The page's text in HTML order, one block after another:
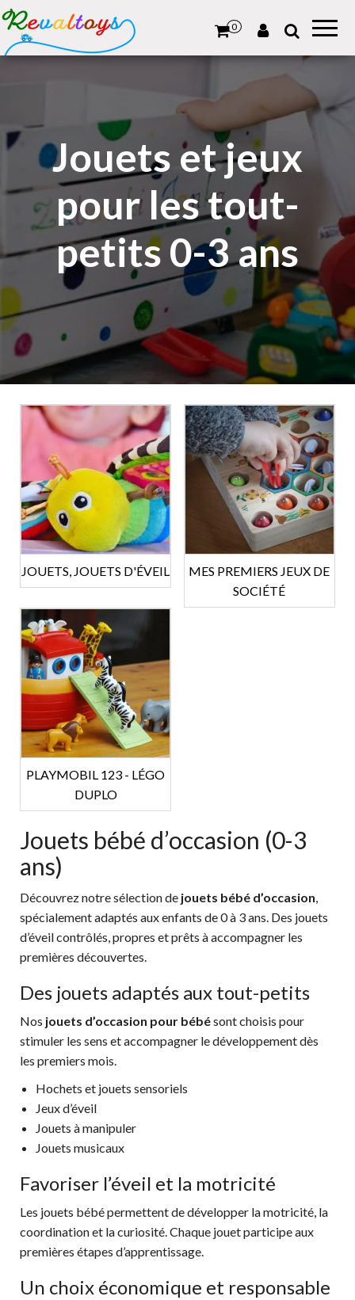
0
Jouets et jeux
pour les tout-
petits 0-3 ans
JOUETS, JOUETS D'ÉVEIL
MES PREMIERS JEUX DE
SOCIÉTÉ
PLAYMOBIL 123 - LÉGO
DUPLO
Jouets bébé d’occasion (0-3
ans)
Découvrez notre sélection de jouets bébé d’occasion,
spécialement adaptés aux enfants de 0 à 3 ans. Des jouets
d’éveil contrôlés, propres et prêts à accompagner les
premières découvertes.
Des jouets adaptés aux tout-petits
Nos jouets d’occasion pour bébésont choisis pour
stimuler les sens et accompagner le développement dès
les premiers mois.
Hochets et jouets sensoriels
Jeux d’éveil
Jouets à manipuler
Jouets musicaux
Favoriser l’éveil et la motricité
Les jouets bébé permettent de développer la motricité, la
coordination et la curiosité. Chaque jouet participe aux
premières étapes d’apprentissage.
Un choix économique et responsable